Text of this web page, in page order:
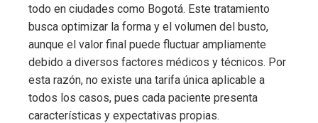
todo en ciudades como Bogotá. Este tratamiento
busca optimizar la forma y el volumen del busto,
aunque el valor final puede fluctuar ampliamente
debido a diversos factores médicos y técnicos. Por
esta razón, no existe una tarifa única aplicable a
todos los casos, pues cada paciente presenta
características y expectativas propias.